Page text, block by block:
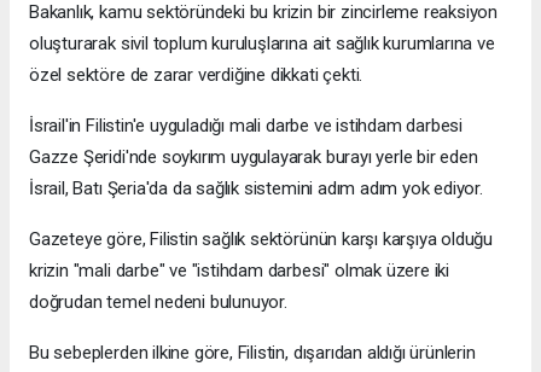
Bakanlık, kamu sektöründeki bu krizin bir zincirleme reaksiyon
oluşturarak sivil toplum kuruluşlarına ait sağlık kurumlarına ve
özel sektöre de zarar verdiğine dikkati çekti.
İsrail'in Filistin'e uyguladığı mali darbe ve istihdam darbesi
Gazze Şeridi'nde soykırım uygulayarak burayı yerle bir eden
İsrail, Batı Şeria'da da sağlık sistemini adım adım yok ediyor.
Gazeteye göre, Filistin sağlık sektörünün karşı karşıya olduğu
krizin "mali darbe" ve "istihdam darbesi" olmak üzere iki
doğrudan temel nedeni bulunuyor.
Bu sebeplerden ilkine göre, Filistin, dışarıdan aldığı ürünlerin